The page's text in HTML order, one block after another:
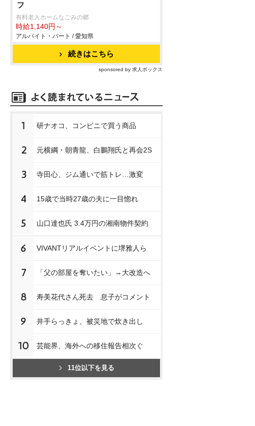
フ
有料老人ホームなごみの郷
時給1,140円～
アルバイト・パート / 愛知県
続きはこちら
sponsored by 求人ボックス
1 研ナオコ、コンビニで買う商品
2 元横綱・朝青龍、白鵬翔氏と再会2S
3 寺田心、ジム通いで筋トレ…激変
4 15歳で当時27歳の夫に一目惚れ
5 山口達也氏 3.4万円の湘南物件契約
6 VIVANTリアルイベントに堺雅人ら
7 「父の部屋を奪いたい」→大改造へ
8 寿美花代さん死去 息子がコメント
9 井手らっきょ、被災地で炊き出し
10 芸能界、海外への移住報告相次ぐ
11位以下を見る